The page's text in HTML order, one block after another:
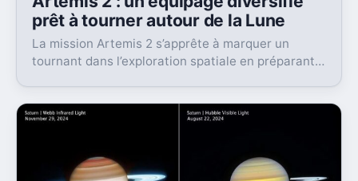
prêt à tourner autour de la Lune
La mission Artemis 2 s’apprête à marquer un
tournant dans l’exploration spatiale en préparant
ambitions renouvelées pour l’avenir lunaire.